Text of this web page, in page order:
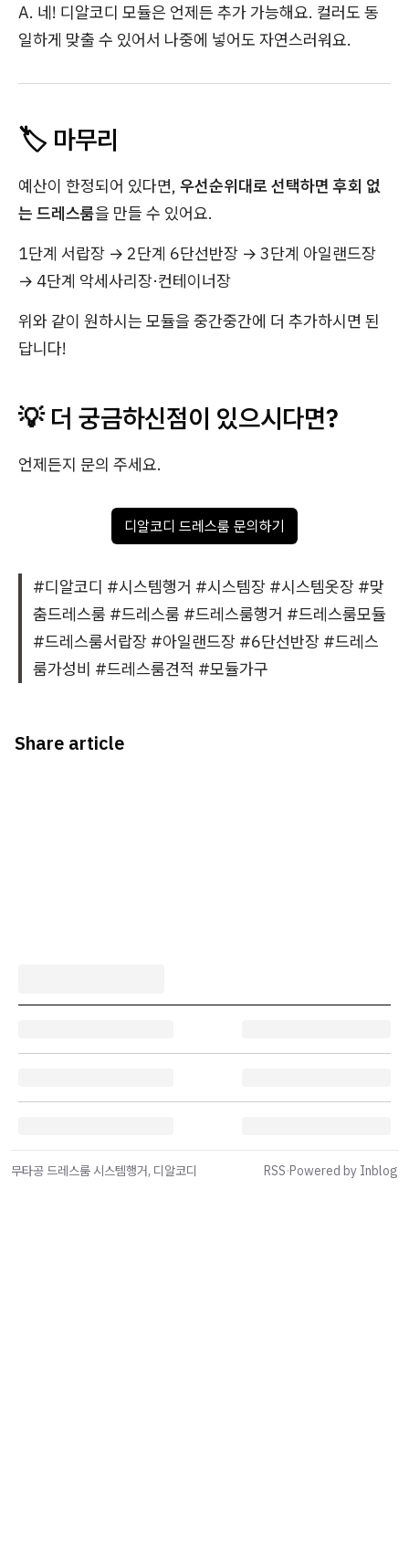
A. 네! 디알코디 모듈은 언제든 추가 가능해요. 컬러도 동
일하게 맞출 수 있어서 나중에 넣어도 자연스러워요.
🏷️ 마무리
예산이 한정되어 있다면, 우선순위대로 선택하면 후회 없
는 드레스룸을 만들 수 있어요.
1단계 서랍장 → 2단계 6단선반장 → 3단계 아일랜드장
→ 4단계 악세사리장·컨테이너장
위와 같이 원하시는 모듈을 중간중간에 더 추가하시면 된
답니다!
💡 더 궁금하신점이 있으시다면?
언제든지 문의 주세요.
디알코디 드레스룸 문의하기
#디알코디 #시스템행거 #시스템장 #시스템옷장 #맞
춤드레스룸 #드레스룸 #드레스룸행거 #드레스룸모듈
#드레스룸서랍장 #아일랜드장 #6단선반장 #드레스
룸가성비 #드레스룸견적 #모듈가구
Share article
무타공 드레스룸 시스템행거, 디알코디 RSS·Powered by Inblog